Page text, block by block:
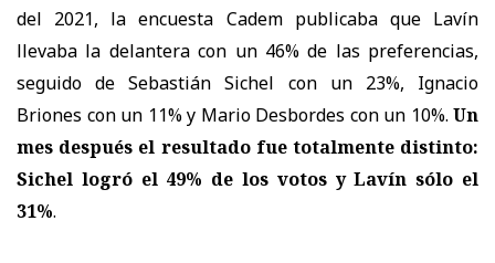
del 2021, la encuesta Cadem publicaba que Lavín
llevaba la delantera con un 46% de las preferencias,
seguido de Sebastián Sichel con un 23%, Ignacio
Briones con un 11% y Mario Desbordes con un 10%. Un
mes después el resultado fue totalmente distinto:
Sichel logró el 49% de los votos y Lavín sólo el
31%.